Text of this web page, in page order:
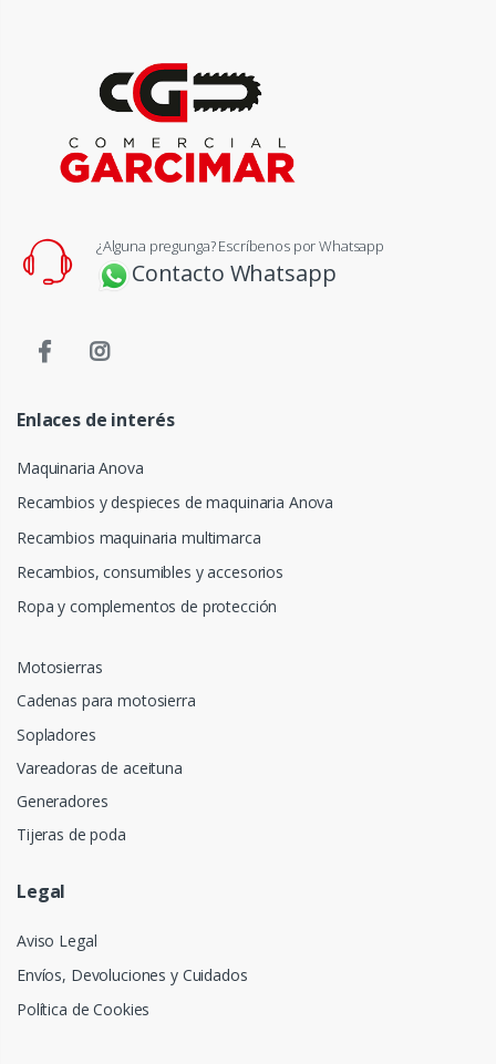
¿Alguna pregunga? Escríbenos por Whatsapp
Contacto Whatsapp
Enlaces de interés
Maquinaria Anova
Recambios y despieces de maquinaria Anova
Recambios maquinaria multimarca
Recambios, consumibles y accesorios
Ropa y complementos de protección
Motosierras
Cadenas para motosierra
Sopladores
Vareadoras de aceituna
Generadores
Tijeras de poda
Legal
Aviso Legal
Envíos, Devoluciones y Cuidados
Política de Cookies